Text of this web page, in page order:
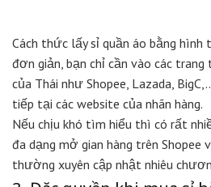
Cách thức lấy sỉ quần áo bằng hình
đơn giản, bạn chỉ cần vào các
của Thái như Shopee, Lazada,
tiếp tại các website của nhãn hàng.
Nếu chịu khó tìm hiểu thì có rất
đa dạng mở gian hàng trên Shopee
thường xuyên cập nhật nhiêu